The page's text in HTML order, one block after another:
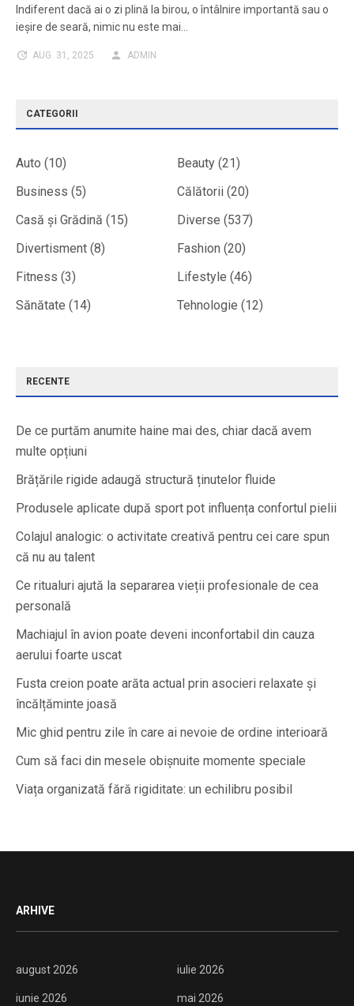
Indiferent dacă ai o zi plină la birou, o întâlnire importantă sau o
ieșire de seară, nimic nu este mai…
AUG. 31, 2025 ADMIN
CATEGORII
Auto (10) Beauty (21)
Business (5) Călătorii (20)
Casă și Grădină (15) Diverse (537)
Divertisment (8) Fashion (20)
Fitness (3) Lifestyle (46)
Sănătate (14) Tehnologie (12)
RECENTE
De ce purtăm anumite haine mai des, chiar dacă avem
multe opțiuni
Brățările rigide adaugă structură ținutelor fluide
Produsele aplicate după sport pot influența confortul pielii
Colajul analogic: o activitate creativă pentru cei care spun
că nu au talent
Ce ritualuri ajută la separarea vieții profesionale de cea
personală
Machiajul în avion poate deveni inconfortabil din cauza
aerului foarte uscat
Fusta creion poate arăta actual prin asocieri relaxate și
încălțăminte joasă
Mic ghid pentru zile în care ai nevoie de ordine interioară
Cum să faci din mesele obișnuite momente speciale
Viața organizată fără rigiditate: un echilibru posibil
ARHIVE
august 2026 iulie 2026
iunie 2026 mai 2026